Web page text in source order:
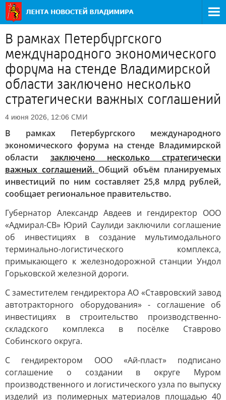
В рамках Петербургского
международного экономического
форума на стенде Владимирской
области заключено несколько
стратегически важных соглашений
4 июня 2026, 12:06 СМИ
В рамках Петербургского международного
экономического форума на стенде Владимирской
области заключено несколько стратегически
важных соглашений. Общий объём планируемых
инвестиций по ним составляет 25,8 млрд рублей,
сообщает региональное правительство.
Губернатор Александр Авдеев и гендиректор ООО
«Адмирал-СВ» Юрий Саулиди заключили соглашение
об инвестициях в создание мультимодального
терминально-логистического комплекса,
примыкающего к железнодорожной станции Ундол
Горьковской железной дороги.
С заместителем гендиректора АО «Ставровский завод
автотракторного оборудования» - соглашение об
инвестициях в строительство производственно-
складского комплекса в посёлке Ставрово
Собинского округа.
С гендиректором ООО «Ай-пласт» подписано
соглашение о создании в округе Муром
производственного и логистического узла по выпуску
изделий из полимерных материалов площадью 40